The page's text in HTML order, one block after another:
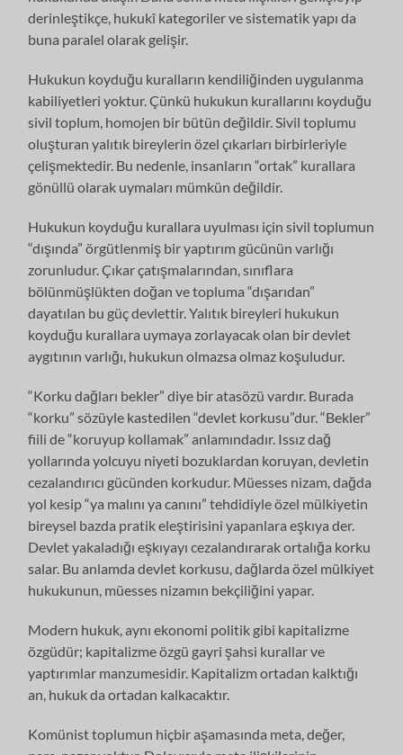
derinleştikçe, hukukî kategoriler ve sistematik yapı da
buna paralel olarak gelişir.
Hukukun koyduğu kuralların kendiliğinden uygulanma
kabiliyetleri yoktur. Çünkü hukukun kurallarını koyduğu
sivil toplum, homojen bir bütün değildir. Sivil toplumu
oluşturan yalıtık bireylerin özel çıkarları birbirleriyle
çelişmektedir. Bu nedenle, insanların “ortak” kurallara
gönüllü olarak uymaları mümkün değildir.
Hukukun koyduğu kurallara uyulması için sivil toplumun
“dışında” örgütlenmiş bir yaptırım gücünün varlığı
zorunludur. Çıkar çatışmalarından, sınıflara
bölünmüşlükten doğan ve topluma “dışarıdan”
dayatılan bu güç devlettir. Yalıtık bireyleri hukukun
koyduğu kurallara uymaya zorlayacak olan bir devlet
aygıtının varlığı, hukukun olmazsa olmaz koşuludur.
“Korku dağları bekler” diye bir atasözü vardır. Burada
“korku” sözüyle kastedilen “devlet korkusu”dur. “Bekler”
fiili de “koruyup kollamak” anlamındadır. Issız dağ
yollarında yolcuyu niyeti bozuklardan koruyan, devletin
cezalandırıcı gücünden korkudur. Müesses nizam, dağda
yol kesip “ya malını ya canını” tehdidiyle özel mülkiyetin
bireysel bazda pratik eleştirisini yapanlara eşkıya der.
Devlet yakaladığı eşkıyayı cezalandırarak ortalığa korku
salar. Bu anlamda devlet korkusu, dağlarda özel mülkiyet
hukukunun, müesses nizamın bekçiliğini yapar.
Modern hukuk, aynı ekonomi politik gibi kapitalizme
özgüdür; kapitalizme özgü gayri şahsi kurallar ve
yaptırımlar manzumesidir. Kapitalizm ortadan kalktığı
an, hukuk da ortadan kalkacaktır.
Komünist toplumun hiçbir aşamasında meta, değer,